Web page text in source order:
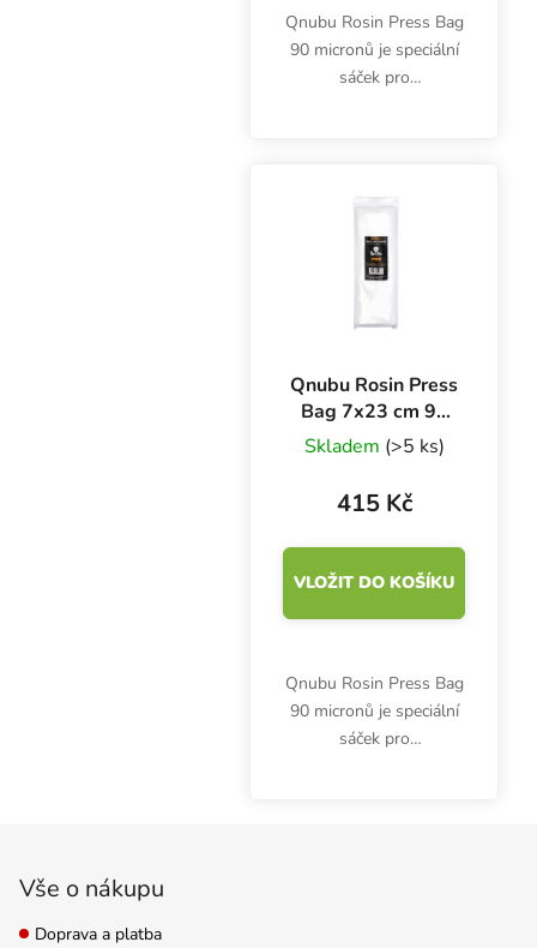
Qnubu Rosin Press Bag
90 micronů je speciální
sáček pro
velikostí docílíte čistší
extrakce bez...
Qnubu Rosin Press
Bag 7x23 cm 90
micronů, 10 ks
Skladem (>5 ks)
415 Kč
VLOŽIT DO KOŠÍKU
Qnubu Rosin Press Bag
90 micronů je speciální
sáček pro
Vše o nákupu
Doprava a platba